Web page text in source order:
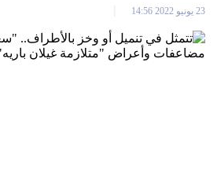
23 يونيو 2022 14:56